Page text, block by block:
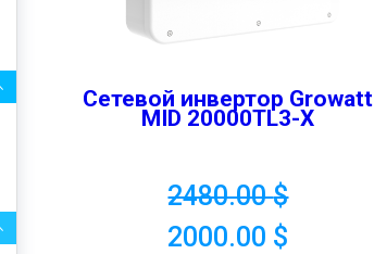
Сетевой инвертор Growatt
MID 20000TL3-X
2480.00$
2000.00 $